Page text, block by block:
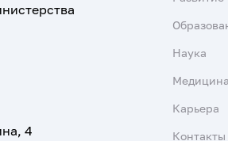
4
Наука
Медицина
Карьера
Контакты